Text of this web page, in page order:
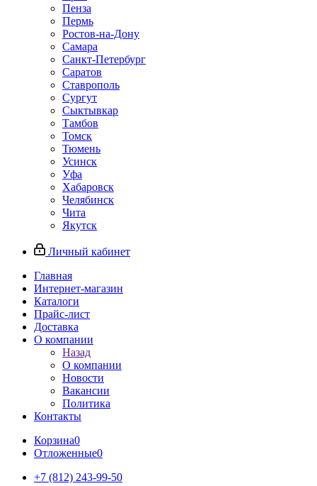
Пенза
Пермь
Ростов-на-Дону
Самара
Санкт-Петербург
Саратов
Ставрополь
Сургут
Сыктывкар
Тамбов
Томск
Тюмень
Усинск
Уфа
Хабаровск
Челябинск
Чита
Якутск
Личный кабинет
Главная
Интернет-магазин
Каталоги
Прайс-лист
Доставка
О компании
Назад
О компании
Новости
Вакансии
Политика
Контакты
Корзина0
Отложенные0
+7 (812) 243-99-50